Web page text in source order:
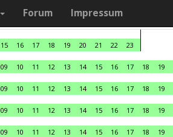
Forum Impressum
15 16 17 18 19 20 21 22
23
09 10 11 12 13 14 15 16 17 18 19
09 10 11 12 13 14 15 16 17 18 19
09 10 11 12 13 14 15 16 17 18 19
09 10 11 12 13 14 15 16 17 18 19